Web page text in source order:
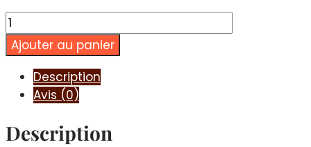
quantité
de
Bague
RAW
(RAW
Ajouter au panier
Description
Avis (0)
Description